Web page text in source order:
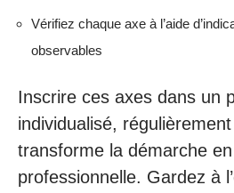
Vérifiez chaque axe à l’aide
observables
Inscrire ces axes dans un
individualisé,
transforme la démarche en
professionnelle. Gardez à